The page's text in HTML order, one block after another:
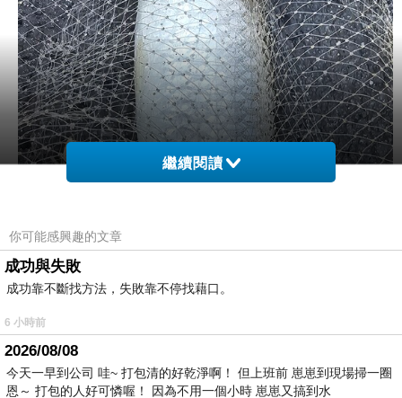
繼續閱讀
你可能感興趣的文章
成功與失敗
成功靠不斷找方法，失敗靠不停找藉口。
6 小時前
2026/08/08
今天一早到公司 哇~ 打包清的好乾淨啊！ 但上班前 崽崽到現場掃一圈
恩～ 打包的人好可憐喔！ 因為不用一個小時 崽崽又搞到水